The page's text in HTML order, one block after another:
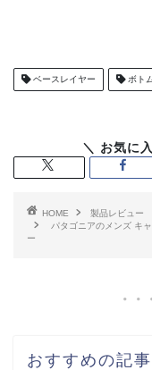
ベースレイヤー ボト
HOME
製品レビュー
パタゴニアのメンズ キ
ー
おすすめの記事